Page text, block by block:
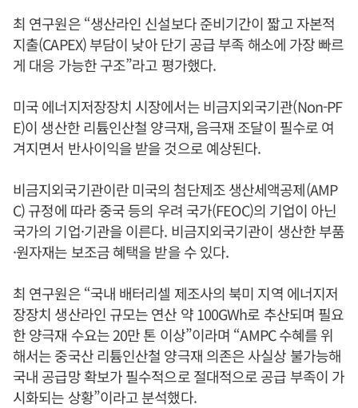
최 연구원은 “생산라인 신설보다 준비기간이 짧고 자본적
지출(CAPEX) 부담이 낮아 단기 공급 부족 해소에 가장 빠르
게 대응 가능한 구조”라고 평가했다.
미국 에너지저장장치 시장에서는 비금지외국기관(Non-PF
E)이 생산한 리튬인산철 양극재, 음극재 조달이 필수로 여
겨지면서 반사이익을 받을 것으로 예상된다.
비금지외국기관이란 미국의 첨단제조 생산세액공제(AMP
C) 규정에 따라 중국 등의 우려 국가(FEOC)의 기업이 아닌
국가의 기업·기관을 이른다. 비금지외국기관이 생산한 부품
·원자재는 보조금 혜택을 받을 수 있다.
최 연구원은 “국내 배터리셀 제조사의 북미 지역 에너지저
장장치 생산라인 규모는 연산 약 100GWh로 추산되며 필요
한 양극재 수요는 20만 톤 이상”이라며 “AMPC 수혜를 위
해서는 중국산 리튬인산철 양극재 의존은 사실상 불가능해
국내 공급망 확보가 필수적으로 절대적으로 공급 부족이 가
시화되는 상황”이라고 분석했다.